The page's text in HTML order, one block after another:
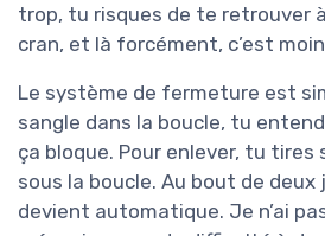
trop, tu risques de te retrouver
cran, et là forcément, c’est
Le système de fermeture est
sangle dans la boucle, tu
ça bloque. Pour enlever, tu
sous la boucle. Au bout de deux
devient automatique. Je n’ai